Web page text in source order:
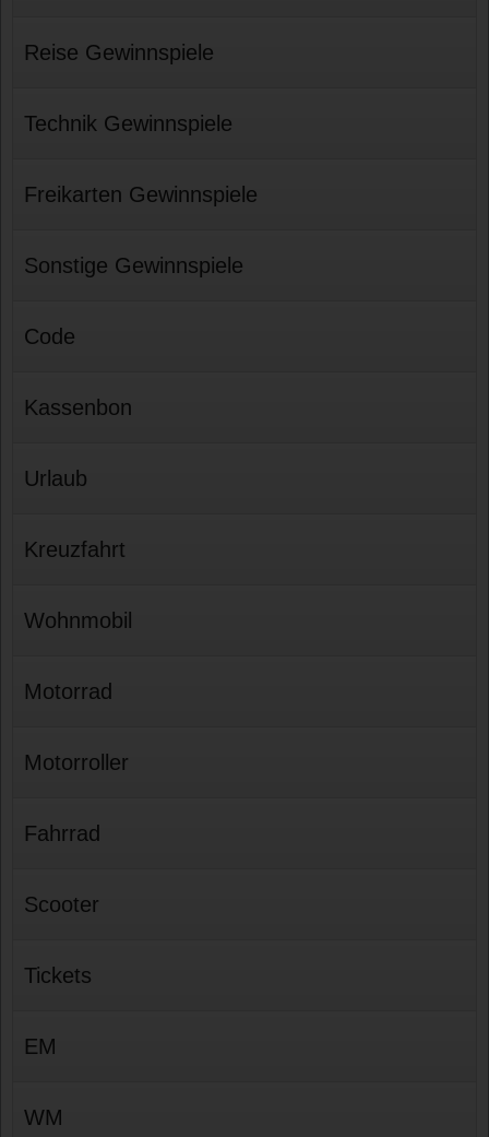
Reise Gewinnspiele
Technik Gewinnspiele
Freikarten Gewinnspiele
Sonstige Gewinnspiele
Code
Kassenbon
Urlaub
Kreuzfahrt
Wohnmobil
Motorrad
Motorroller
Fahrrad
Scooter
Tickets
EM
WM